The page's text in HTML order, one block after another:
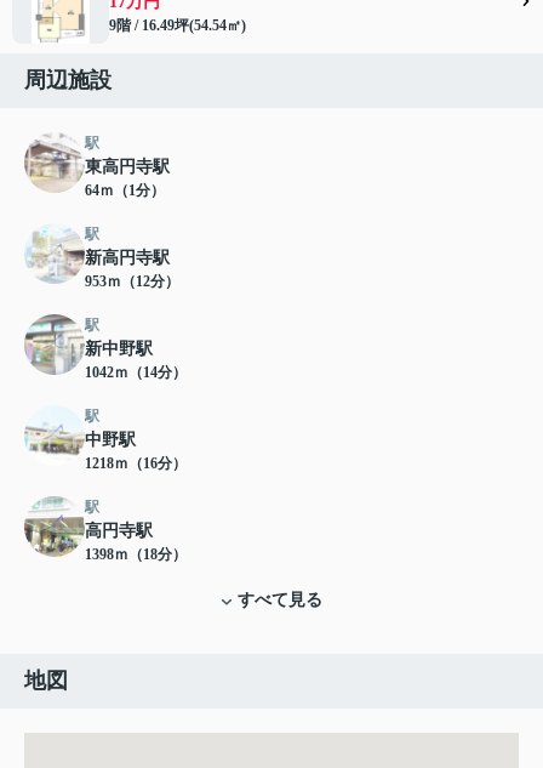
9階 / 16.49坪(54.54㎡)
周辺施設
駅
東高円寺駅
64ｍ（1分）
駅
新高円寺駅
953ｍ（12分）
駅
新中野駅
1042ｍ（14分）
駅
中野駅
1218ｍ（16分）
駅
高円寺駅
1398ｍ（18分）
すべて見る
地図